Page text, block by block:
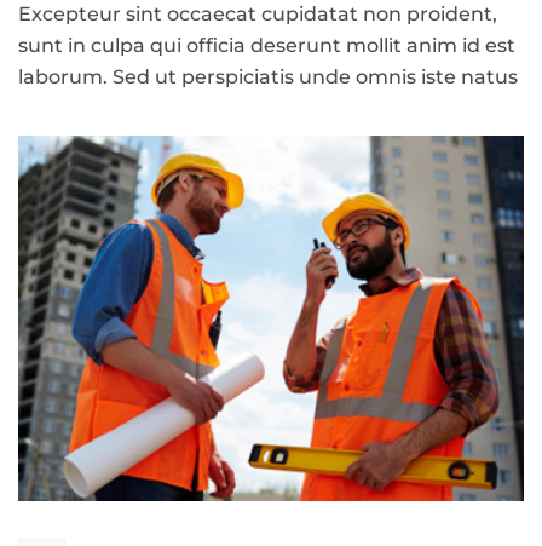
Excepteur sint occaecat cupidatat non proident,
sunt in culpa qui officia deserunt mollit anim id est
laborum. Sed ut perspiciatis unde omnis iste natus